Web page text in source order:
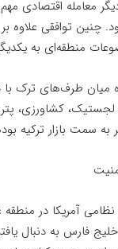
معامله اقتصادی
چنین توافقی
منطقه‌ای به
میان طرف‌های ترک
لجستیک، کشاورزی،
به سمت بازار ترکیه
آمریکا در